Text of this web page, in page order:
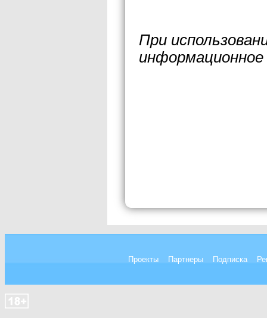
При
Проекты Партнеры Подписка